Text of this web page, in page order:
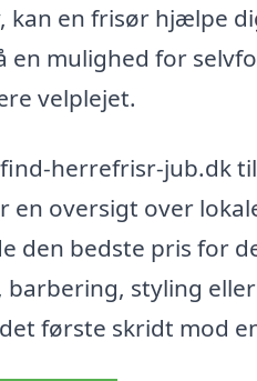
en frisør hjælpe
en mulighed for
velplejet.
herrefrisr-jub.dk
oversigt over
den bedste pris for
barbering, styling
første skridt mod